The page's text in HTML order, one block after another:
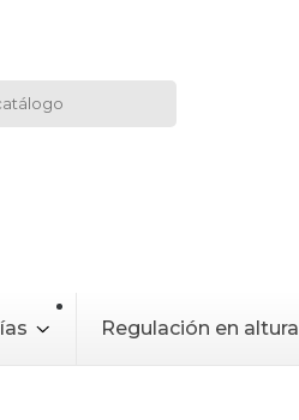
Regulación en altura